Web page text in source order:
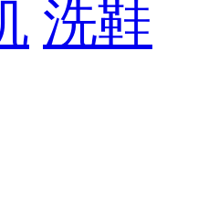
洗鞋